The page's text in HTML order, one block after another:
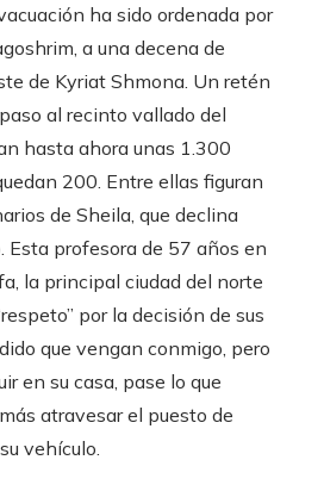
ha sido ordenada por
a una decena de
de Kyriat Shmona. Un retén
al recinto vallado del
hasta ahora unas 1.300
200. Entre ellas figuran
de Sheila, que declina
Esta profesora de 57 años en
la principal ciudad del norte
por la decisión de sus
que vengan conmigo, pero
en su casa, pase lo que
atravesar el puesto de
vehículo.